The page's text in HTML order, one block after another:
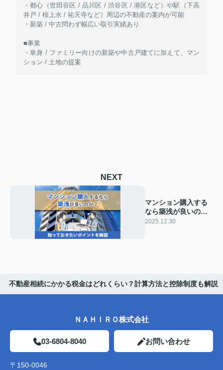
・都心（世田谷区 / 品川区 / 渋谷区 / 港区など）や駅（下高
井戸 / 桜上水 / 祐天寺など）周辺の不動産の案内が可能
・新築 / 中古問わず幅広い取引実績あり
■事業
・単身 / ファミリー向けの新築や中古戸建てに加えて、マン
ション / 土地の提案
NEXT
マンション購入する
なら築浅が良いの
か？知っておきたい
2025.12.30
不動産相続にかかる税金はどれくらい？計算方法と控除制度も解説
ＮＡＨＩＲＯ株式会社
03-6804-8040 お問い合わせ
〒150-0046